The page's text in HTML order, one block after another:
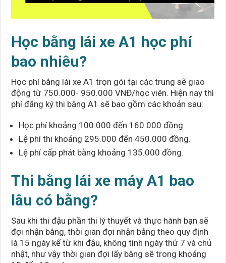
Học bằng lái xe A1 học phí
bao nhiêu?
Học phí bằng lái xe A1 trọn gói tại các trung sẽ giao
động từ 750.000- 950.000 VNĐ/học viên. Hiện nay thì
phí đăng ký thi bằng A1 sẽ bao gồm các khoản sau:
Học phí khoảng 100.000 đến 160.000 đồng.
Lệ phí thi khoảng 295.000 đến 450.000 đồng.
Lệ phí cấp phát bằng khoảng 135.000 đồng.
Thi bằng lái xe máy A1 bao
lâu có bằng?
Sau khi thi đậu phần thi lý thuyết và thực hành bạn sẽ
đợi nhận bằng, thời gian đợi nhận bằng theo quy định
là 15 ngày kể từ khi đậu, không tính ngày thứ 7 và chủ
nhật, như vậy thời gian đợi lấy bằng sẽ trong khoảng